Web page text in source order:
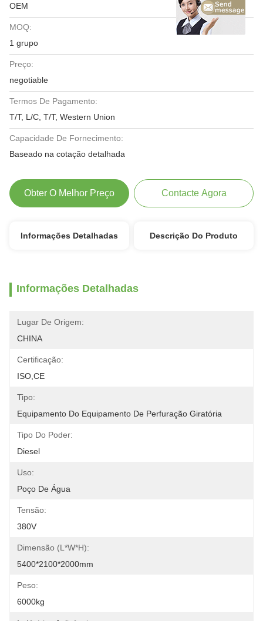
OEM
MOQ:
1 grupo
Preço:
negotiable
Termos De Pagamento:
T/T, L/C, T/T, Western Union
Capacidade De Fornecimento:
Baseado na cotação detalhada
Obter O Melhor Preço Contacte Agora
Informações Detalhadas Descrição Do Produto
Informações Detalhadas
Lugar De Origem:
CHINA
Certificação:
ISO,CE
Tipo:
Equipamento Do Equipamento De Perfuração Giratória
Tipo Do Poder:
Diesel
Uso:
Poço De Água
Tensão:
380V
Dimensão (l*w*h):
5400*2100*2000mm
Peso:
6000kg